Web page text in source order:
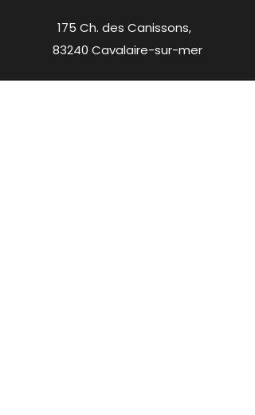
175 Ch. des Canissons,
83240 Cavalaire-sur-mer